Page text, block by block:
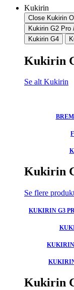
Kukirin
Close Kukirin
Kukirin G2 Pro
Kukirin G4
Kukirin
Se alt Kukirin
Kukirin
Se flere
KUKIRIN G3
KUKIRIN
Kukirin